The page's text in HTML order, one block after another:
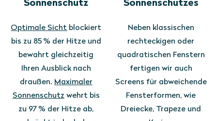
Sonnenschutz
Optimale Sicht blockiert
bis zu 85 % der Hitze und
bewahrt gleichzeitig
Ihren Ausblick nach
draußen. Maximaler
Sonnenschutz wehrt bis
zu 97 % der Hitze ab,
Sonnenschutzes
Neben klassischen
rechteckigen oder
quadratischen Fenstern
fertigen wir auch
Screens für abweichende
Fensterformen, wie
Dreiecke, Trapeze und